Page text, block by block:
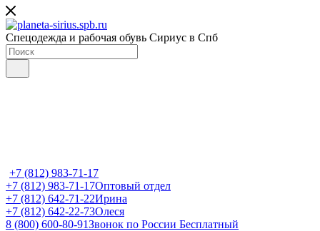
Спецодежда и рабочая обувь Сириус в Спб
+7 (812) 983-71-17
+7 (812) 983-71-17Оптовый отдел
+7 (812) 642-71-22Ирина
+7 (812) 642-22-73Олеся
8 (800) 600-80-91Звонок по России Бесплатный